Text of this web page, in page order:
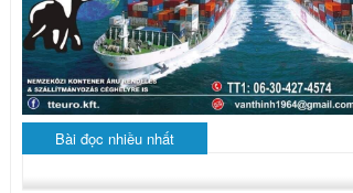
Bài đọc nhiều nhất